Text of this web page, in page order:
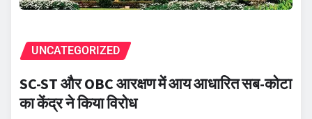
UNCATEGORIZED
SC-ST और OBC आरक्षण में आय आधारित सब-कोटा
का केंद्र ने किया विरोध